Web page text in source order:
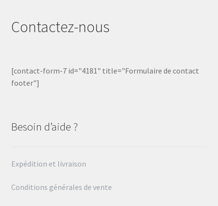
Contactez-nous
[contact-form-7 id="4181" title="Formulaire de contact
footer"]
Besoin d’aide ?
Expédition et livraison
Conditions générales de vente